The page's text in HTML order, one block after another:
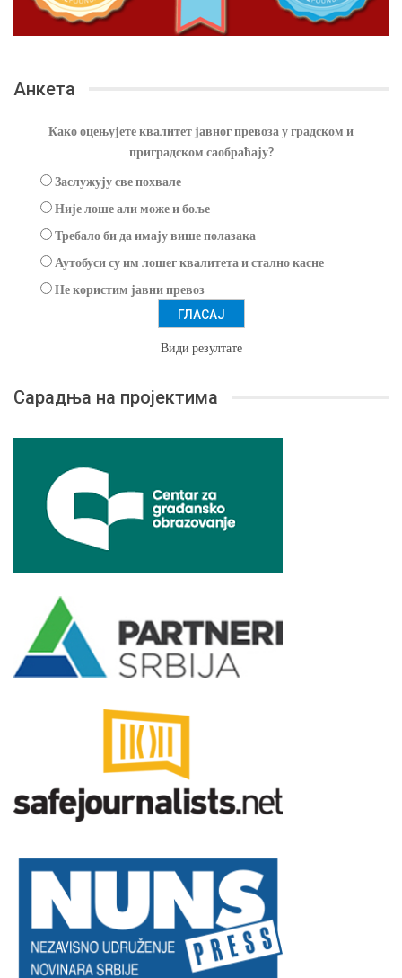
Анкета
Како оцењујете квалитет јавног превоза у градском и
приградском саобраћају?
Заслужују све похвале
Није лоше али може и боље
Требало би да имају више полазака
Аутобуси су им лошег квалитета и стално касне
Не користим јавни превоз
Види резултате
Сарадња на пројектима